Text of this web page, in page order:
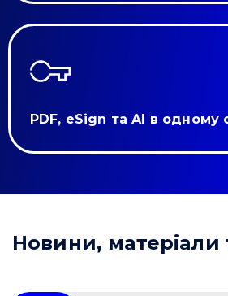
PDF, eSign та AI в одному
Новини, матеріали